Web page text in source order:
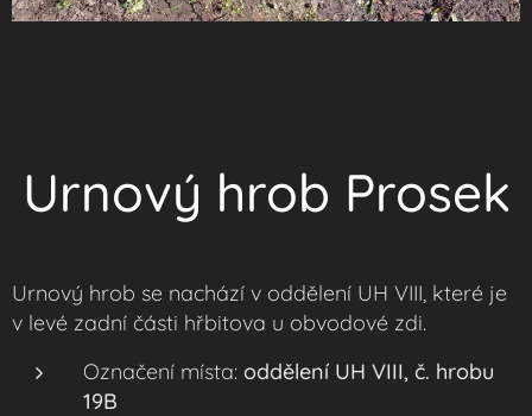
Urnový hrob Prosek
Urnový hrob se nachází v oddělení UH VIII, které je
v levé zadní části hřbitova u obvodové zdi.
Označení místa: oddělení UH VIII, č. hrobu
19B